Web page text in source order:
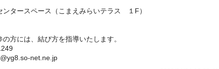
ンタースペース（こまえみらいテラス １F）
方には、結び方を指導いたします。
net.ne.jp